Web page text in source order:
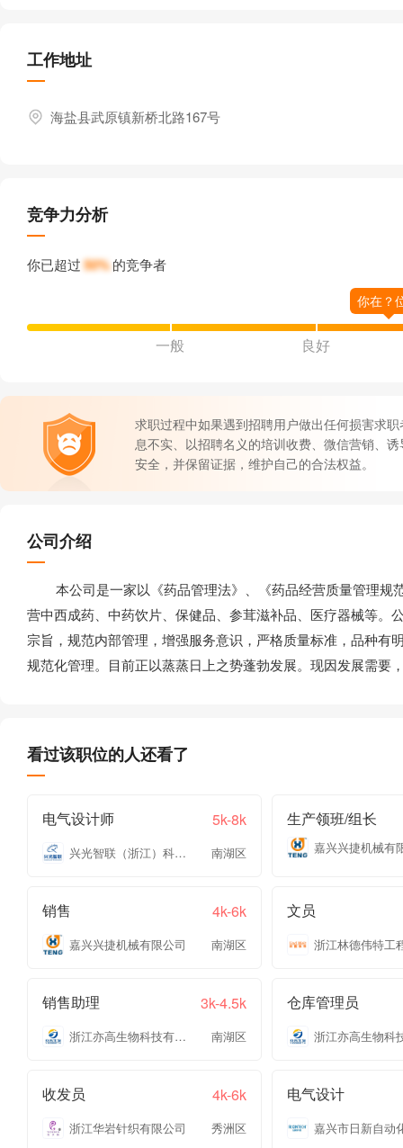
工作地址
海盐县武原镇新桥北路167号
竞争力分析
你已超过50%的竞争者
一般 良好
求职过程中如果遇到招聘用户做出任何损害求
息不实、以招聘名义的培训收费、微信营销、
安全，并保留证据，维护自己的合法权益。
公司介绍
本公司是一家以《药品管理法》、《药品经营质量管理规
营中西成药、中药饮片、保健品、参茸滋补品、医疗器械等。
宗旨，规范内部管理，增强服务意识，严格质量标准，品种
规范化管理。目前正以蒸蒸日上之势蓬勃发展。现因发展需要
看过该职位的人还看了
电气设计师 5k-8k
兴光智联（浙江）科技有限公司 南湖区
生产领班/组长
嘉兴兴捷机械有
销售 4k-6k
嘉兴兴捷机械有限公司 南湖区
文员
销售助理 3k-4.5k
浙江亦高生物科技有限公司 南湖区
仓库管理员
收发员 4k-6k
浙江华岩针织有限公司 秀洲区
电气设计